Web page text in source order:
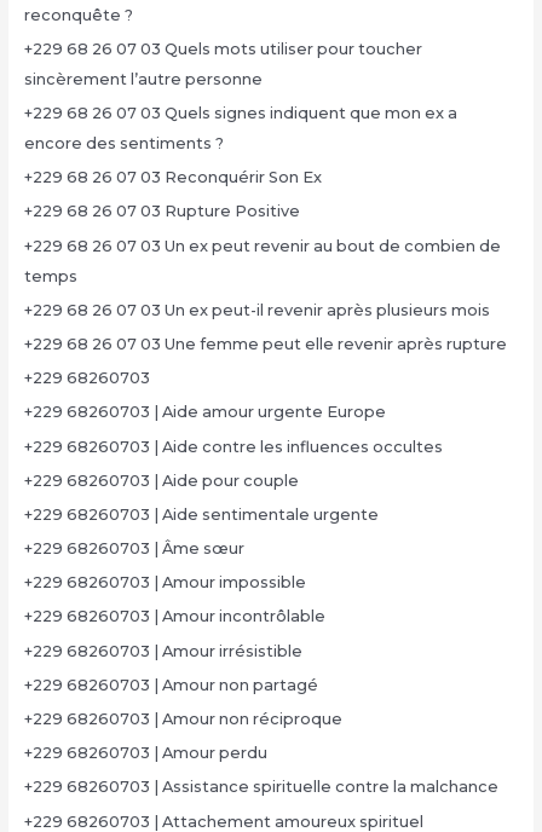
reconquête ?
+229 68 26 07 03 Quels mots utiliser pour toucher
sincèrement l’autre personne
+229 68 26 07 03 Quels signes indiquent que mon ex a
encore des sentiments ?
+229 68 26 07 03 Reconquérir Son Ex
+229 68 26 07 03 Rupture Positive
+229 68 26 07 03 Un ex peut revenir au bout de combien de
temps
+229 68 26 07 03 Un ex peut-il revenir après plusieurs mois
+229 68 26 07 03 Une femme peut elle revenir après rupture
+229 68260703
+229 68260703 | Aide amour urgente Europe
+229 68260703 | Aide contre les influences occultes
+229 68260703 | Aide pour couple
+229 68260703 | Aide sentimentale urgente
+229 68260703 | Âme sœur
+229 68260703 | Amour impossible
+229 68260703 | Amour incontrôlable
+229 68260703 | Amour irrésistible
+229 68260703 | Amour non partagé
+229 68260703 | Amour non réciproque
+229 68260703 | Amour perdu
+229 68260703 | Assistance spirituelle contre la malchance
+229 68260703 | Attachement amoureux spirituel